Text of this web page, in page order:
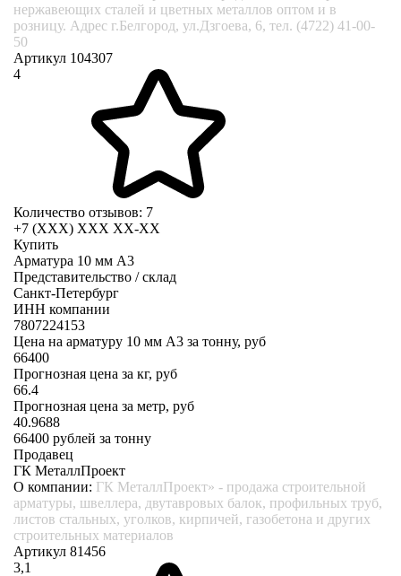
нержавеющих сталей и цветных металлов оптом и в
розницу. Адрес г.Белгород, ул.Дзгоева, 6, тел. (4722) 41-00-
50
Артикул 104307
4
Количество отзывов: 7
+7 (XXX) ХХХ ХХ-ХХ
Купить
Арматура 10 мм А3
Представительство / склад
Санкт-Петербург
ИНН компании
7807224153
Цена на арматуру 10 мм А3 за тонну, руб
66400
Прогнозная цена за кг, руб
66.4
Прогнозная цена за метр, руб
40.9688
66400 рублей за тонну
Продавец
ГК МеталлПроект
О компании: ГК МеталлПроект» - продажа строительной
арматуры, швеллера, двутавровых балок, профильных труб,
листов стальных, уголков, кирпичей, газобетона и других
строительных материалов
Артикул 81456
3,1